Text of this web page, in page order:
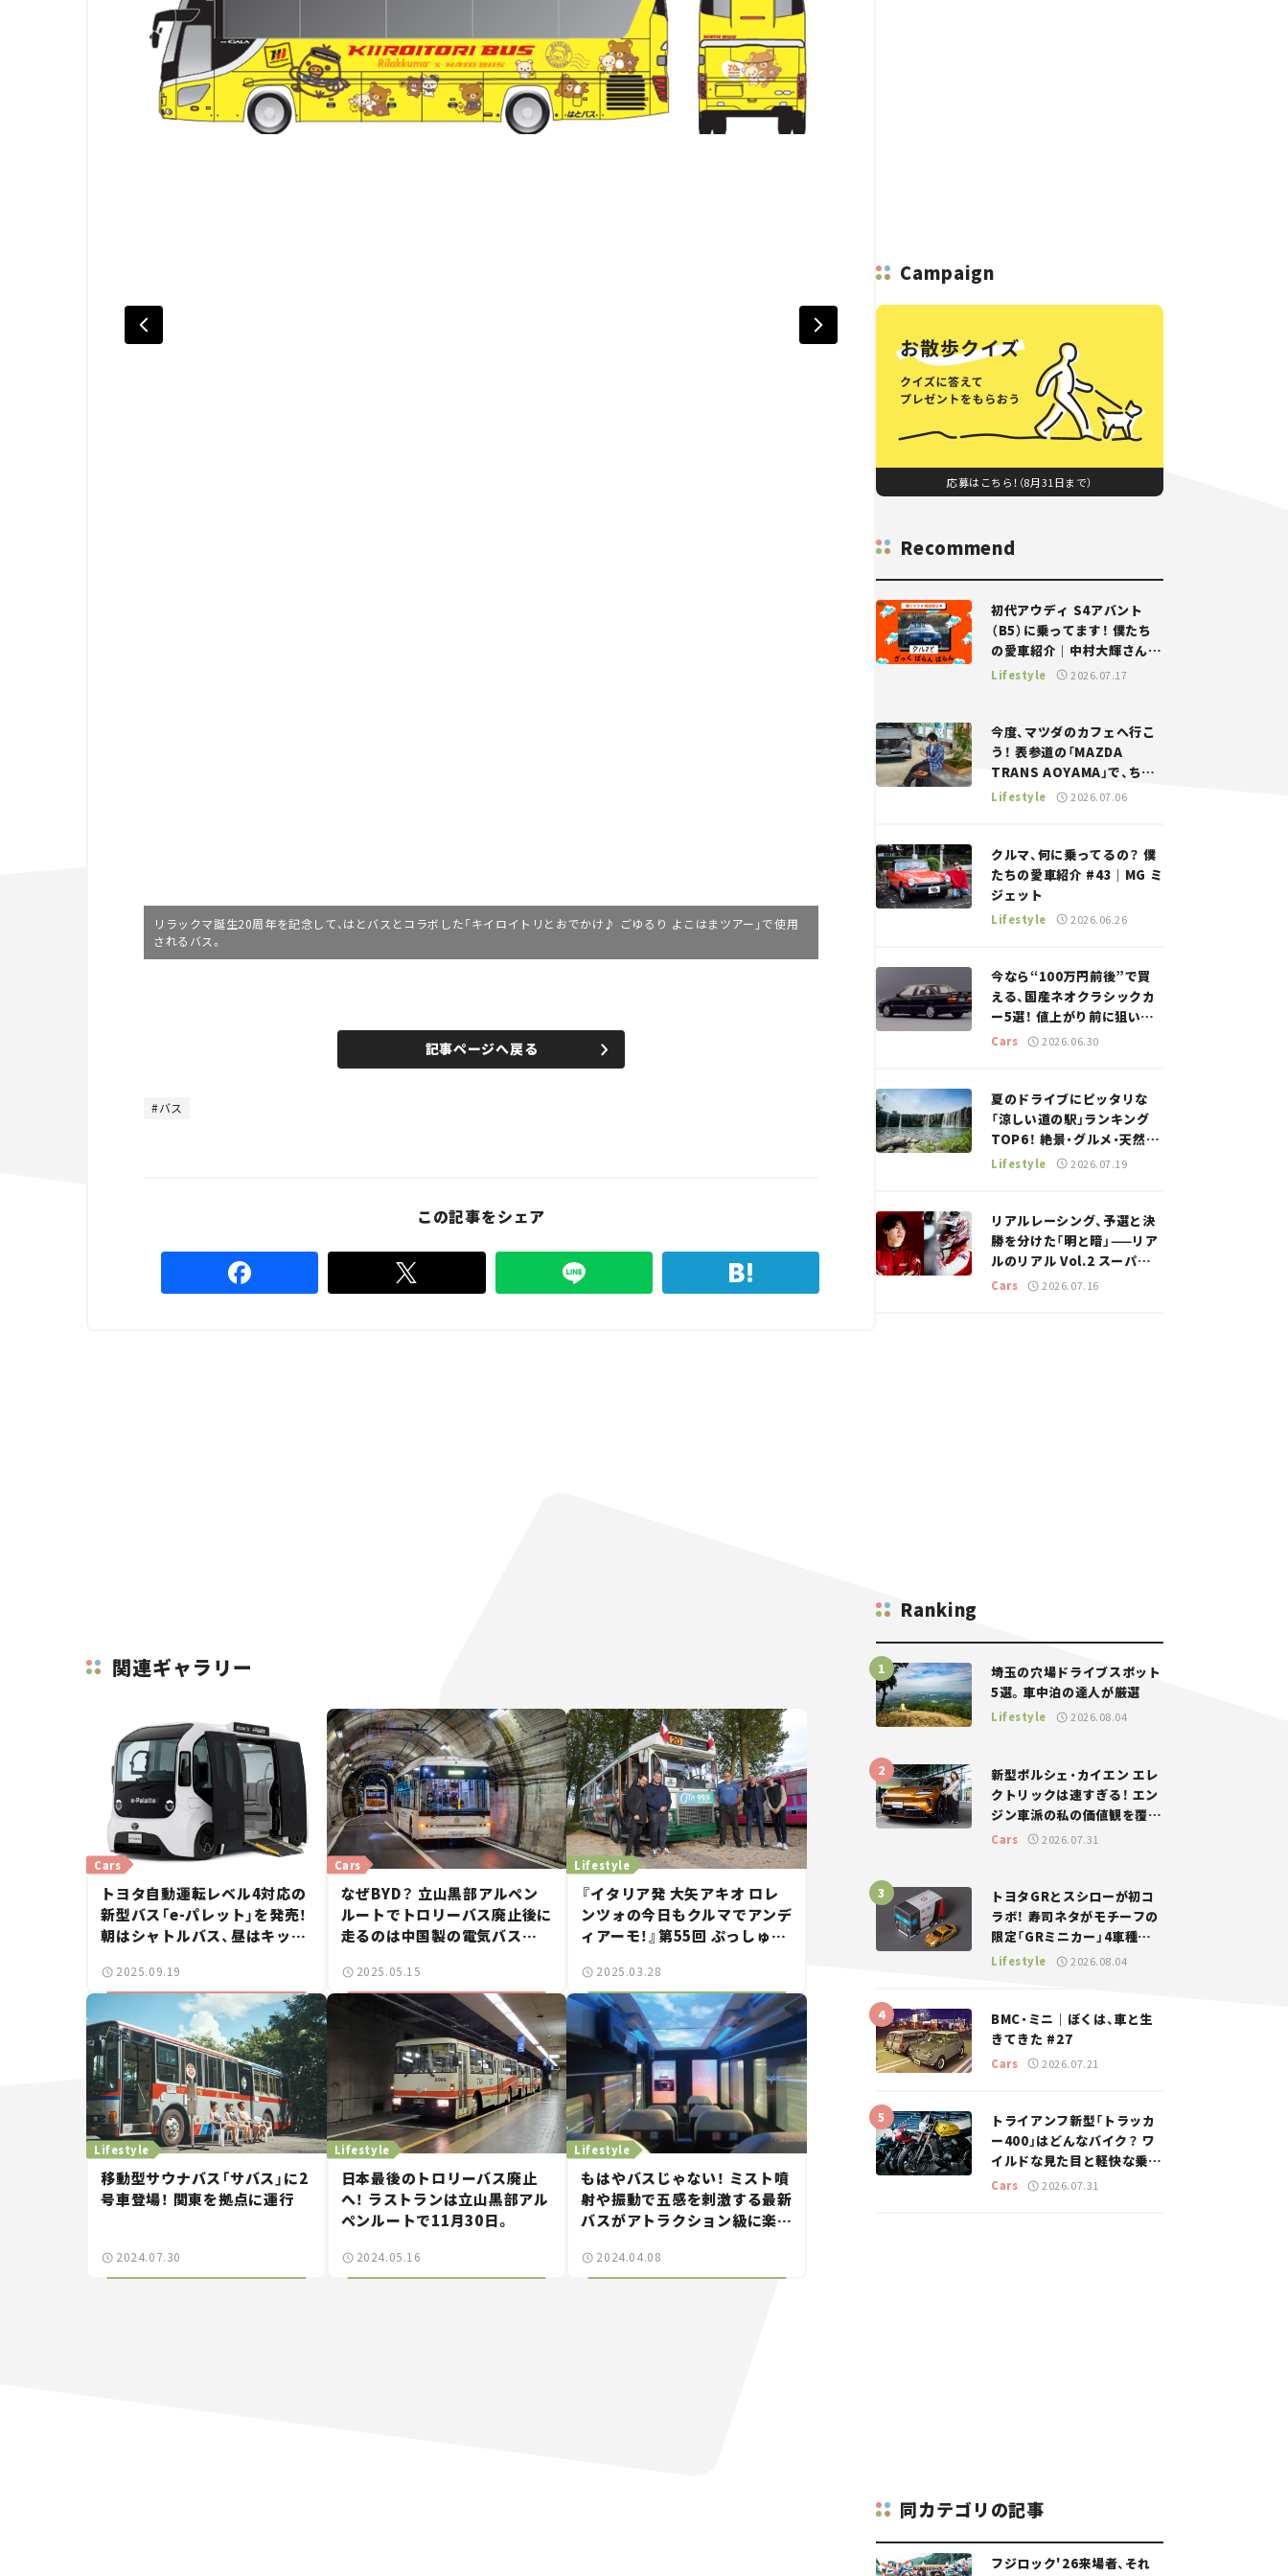
リラックマ誕生20周年を記念して、はとバスとコラボした「キイロイトリとおでかけ♪ ごゆるり よこはまツアー」で使用
されるバス。
記事ページへ戻る
バス
この記事をシェア
関連ギャラリー
Cars
トヨタ自動運転レベル4対応の
新型バス「e-パレット」を発売！
朝はシャトルバス、昼はキッチ
楽しそう【新車ニュース】
2025.09.19
Cars
なぜBYD？ 立山黒部アルペン
ルートでトロリーバス廃止後に
走るのは中国製の電気バス
2025.05.15
Lifestyle
『イタリア発 大矢アキオ ロレ
ンツォの今日もクルマでアンデ
ィアーモ！』第55回 ぷっしゅー
【Movie】
2025.03.28
Lifestyle
移動型サウナバス「サバス」に2
号車登場！ 関東を拠点に運行
2024.07.30
Lifestyle
日本最後のトロリーバス廃止
へ！ ラストランは立山黒部アル
ペンルートで11月30日。
2024.05.16
Lifestyle
もはやバスじゃない！ ミスト噴
射や振動で五感を刺激する最新
バスがアトラクション級に楽し
2024.04.08
Campaign
応募はこちら！（8月31日まで）
Recommend
初代アウディ S4アバント
（B5）に乗ってます！ 僕たち
の愛車紹介｜中村大輝さん
——瀬イオナと嶋田智之の
Lifestyle 2026.07.17
今度、マツダのカフェへ行こ
う！ 表参道の「MAZDA
TRANS AOYAMA」で、ちょ
っとひと息。——連載｜CCG
Lifestyle 2026.07.06
クルマ、何に乗ってるの？ 僕
たちの愛車紹介 #43｜MG ミ
ジェット
Lifestyle 2026.06.26
今なら“100万円前後”で買
える、国産ネオクラシックカ
ー5選！ 値上がり前に狙いた
い、中古車探しをお手伝い――ち
Cars 2026.06.30
夏のドライブにピッタリな
「涼しい道の駅」ランキング
TOP6！ 絶景・グルメ・天然ク
ーラーなど、避暑におすすめ
Lifestyle 2026.07.19
リアルレーシング、予選と決
勝を分けた「明と暗」——リア
ルのリアル Vol.2 スーパー
GT 2026開幕戦 岡山国際サ
Cars 2026.07.16
Ranking
埼玉の穴場ドライブスポット
5選。車中泊の達人が厳選
Lifestyle 2026.08.04
新型ポルシェ・カイエン エレ
クトリックは速すぎる！ エン
ジン車派の私の価値観を覆し
た、新しいポルシェの走り。
Cars 2026.07.31
トヨタGRとスシローが初コ
ラボ！ 寿司ネタがモチーフの
限定「GRミニカー」4車種が
登場。入手方法は？【クルマ
Lifestyle 2026.08.04
BMC・ミニ｜ぼくは、車と生
きてきた #27
Cars 2026.07.21
トライアンフ新型「トラッカ
ー400」はどんなバイク？ ワ
イルドな見た目と軽快な乗り
味を両立した400ccフラット
Cars 2026.07.31
同カテゴリの記事
フジロック'26来場者、それ